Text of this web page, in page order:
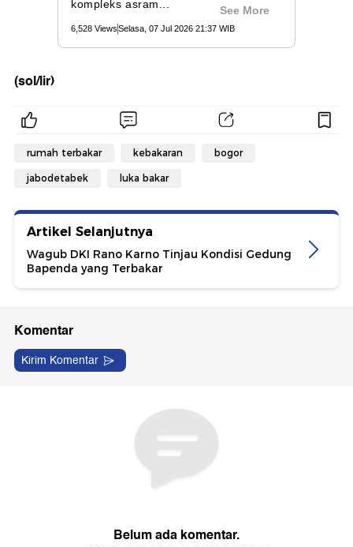
(sol/lir)
rumah terbakar kebakaran bogor
jabodetabek luka bakar
Artikel Selanjutnya
Wagub DKI Rano Karno Tinjau Kondisi Gedung
Bapenda yang Terbakar